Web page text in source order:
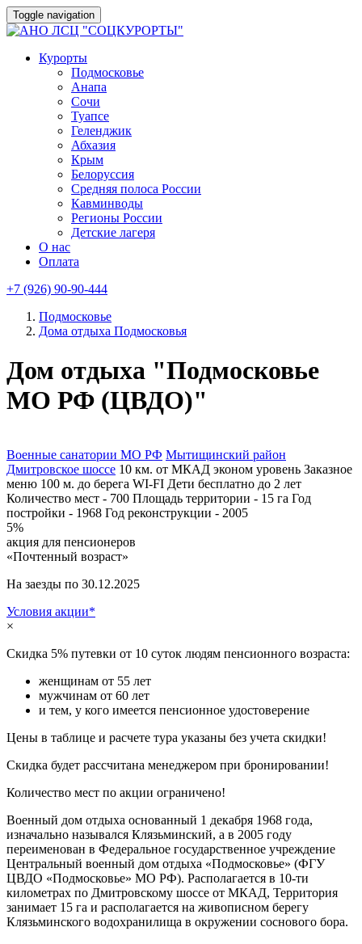
Toggle navigation
Курорты
Подмосковье
Анапа
Сочи
Туапсе
Геленджик
Абхазия
Крым
Белоруссия
Средняя полоса России
Кавминводы
Регионы России
Детские лагеря
О нас
Оплата
+7 (926) 90-90-444
Подмосковье
Дома отдыха Подмосковья
Дом отдыха "Подмосковье
МО РФ (ЦВДО)"
Военные санатории МО РФ Мытищинский район
Дмитровское шоссе 10 км. от МКАД эконом уровень Заказное
меню 100 м. до берега WI-FI Дети бесплатно до 2 лет
Количество мест - 700 Площадь территории - 15 га Год
постройки - 1968 Год реконструкции - 2005
5%
акция для пенсионеров
«Почтенный возраст»
На заезды по 30.12.2025
Условия акции*
×
Скидка 5% путевки от 10 суток людям пенсионного возраста:
женщинам от 55 лет
мужчинам от 60 лет
и тем, у кого имеется пенсионное удостоверение
Цены в таблице и расчете тура указаны без учета скидки!
Скидка будет рассчитана менеджером при бронировании!
Количество мест по акции ограничено!
Военный дом отдыха основанный 1 декабря 1968 года,
изначально назывался Клязьминский, а в 2005 году
переименован в Федеральное государственное учреждение
Центральный военный дом отдыха «Подмосковье» (ФГУ
ЦВДО «Подмосковье» МО РФ). Располагается в 10-ти
километрах по Дмитровскому шоссе от МКАД, Территория
занимает 15 га и располагается на живописном берегу
Клязьминского водохранилища в окружении соснового бора.